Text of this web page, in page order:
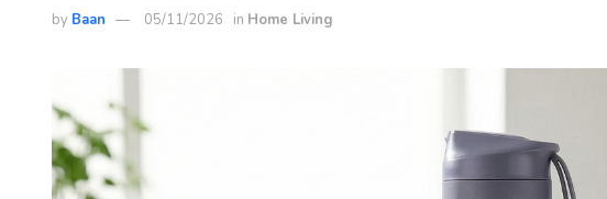
by Baan 05/11/2026 in Home Living